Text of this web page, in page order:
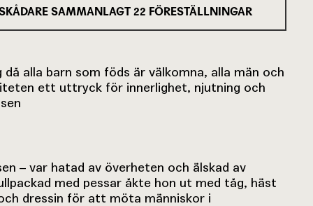
SAMMANLAGT 22 FÖRESTÄLLNINGAR
då alla barn som föds är välkomna, alla män och
ett uttryck för innerlighet, njutning och
– var hatad av överheten och älskad av
med pessar åkte hon ut med tåg, häst
dressin för att möta människor i